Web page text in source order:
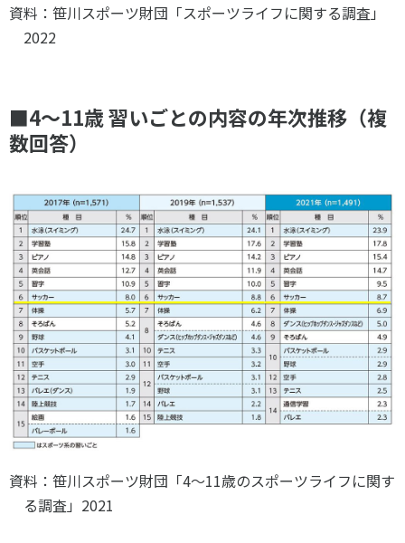
資料：笹川スポーツ財団「スポーツライフに関する調査」
2022
■4～11歳 習いごとの内容の年次推移（複
数回答）
資料：笹川スポーツ財団「4～11歳のスポーツライフに関す
る調査」2021